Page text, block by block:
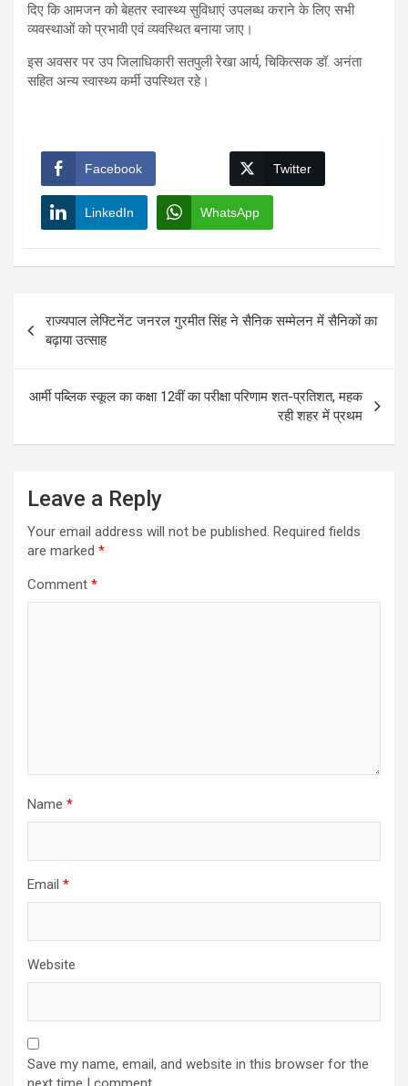
दिए कि आमजन को बेहतर स्वास्थ्य सुविधाएं उपलब्ध कराने के लिए सभी
व्यवस्थाओं को प्रभावी एवं व्यवस्थित बनाया जाए।
इस अवसर पर उप जिलाधिकारी सतपुली रेखा आर्य, चिकित्सक डॉ. अनंता
सहित अन्य स्वास्थ्य कर्मी उपस्थित रहे।
Facebook Twitter
LinkedIn WhatsApp
navigation
राज्यपाल लेफ्टिनेंट जनरल गुरमीत सिंह ने सैनिक सम्मेलन में सैनिकों का
बढ़ाया उत्साह
आर्मी पब्लिक स्कूल का कक्षा 12वीं का परीक्षा परिणाम शत-प्रतिशत, महक
रही शहर में प्रथम
Leave a Reply
Your email address will not be published. Required fields
are marked *
Comment *
Name *
Email *
Website
Save my name, email, and website in this browser for the